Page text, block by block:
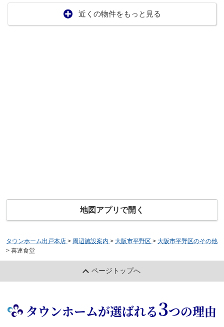
近くの物件をもっと見る
地図アプリで開く
タウンホーム出戸本店 > 周辺施設案内 > 大阪市平野区 > 大阪市平野区のその他
> 喜連食堂
ページトップへ
タウンホームが選ばれる3つの理由